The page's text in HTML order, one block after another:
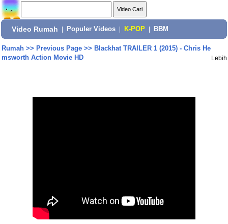
Video Rumah Populer Videos K-POP BBM
Rumah>> Previous Page>> Blackhat TRAILER 1 (2015) - Chris He
msworth Action Movie HD
Lebih